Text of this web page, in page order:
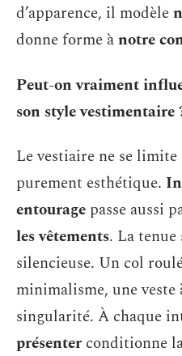
d’apparence, il modèle
donne forme ànotre
Peut-on vraiment
son style vestimentaire
Le vestiaire ne se
purement esthétique.
entourage passe aussi
les vêtements. La
silencieuse. Un col
minimalisme, une
singularité. À chaque
présenter conditionne